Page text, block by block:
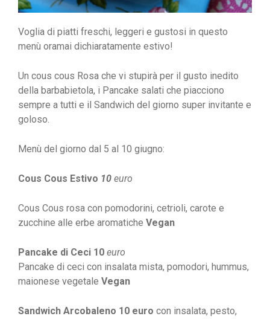
Voglia di piatti freschi, leggeri e gustosi in questo
menù oramai dichiaratamente estivo!
Un cous cous Rosa che vi stupirà per il gusto inedito
della barbabietola, i Pancake salati che piacciono
sempre a tutti e il Sandwich del giorno super invitante e
goloso.
Menù del giorno dal 5 al 10 giugno:
Cous Cous Estivo 10 euro
Cous Cous rosa con pomodorini, cetrioli, carote e
zucchine alle erbe aromatiche Vegan
Pancake di Ceci 10 euro
Pancake di ceci con insalata mista, pomodori, hummus,
maionese vegetale Vegan
Sandwich Arcobaleno 10 euro con insalata, pesto,